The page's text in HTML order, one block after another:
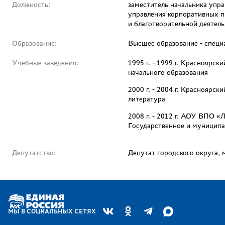
Должность:
заместитель начальника
управления корпоративных
и благотворительной
Образование: Высшее образование -
Учебные заведения:
1995 г. - 1999 г.
начального образования
2000 г. - 2004 г.
литература
2008 г. - 2012 г. АОУ ВПО
Государственное и
Депутатство: Депутат городского округа,
МЫ В СОЦИАЛЬНЫХ СЕТЯХ